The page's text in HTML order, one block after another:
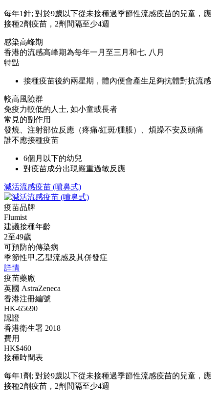
每年1針; 對於9歲以下從未接種過季節性流感疫苗的兒童，應
接種2劑疫苗，2劑間隔至少4週
感染高峰期
香港的流感高峰期為每年一月至三月和七, 八月
特點
接種疫苗後約兩星期，體內便會產生足夠抗體對抗流感
較高風險群
免疫力較低的人士, 如小童或長者
常見的副作用
發燒、注射部位反應（疼痛/紅斑/腫脹）、煩躁不安及頭痛
誰不應接種疫苗
6個月以下的幼兒
對疫苗成分出現嚴重過敏反應
減活流感疫苗 (噴鼻式)
疫苗品牌
Flumist
建議接種年齡
2至49歲
可預防的傳染病
季節性甲,乙型流感及其併發症
詳情
疫苗藥廠
英國 AstraZeneca
香港注冊編號
HK-65690
認證
香港衛生署 2018
費用
HK$460
接種時間表
每年1劑; 對於9歲以下從未接種過季節性流感疫苗的兒童，應
接種2劑疫苗，2劑間隔至少4週